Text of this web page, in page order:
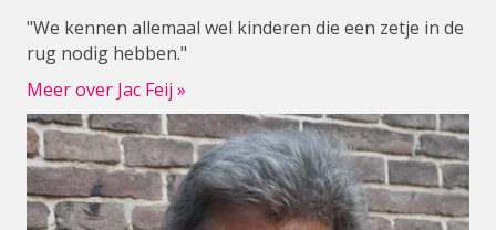
"We kennen allemaal wel kinderen die een zetje in de
rug nodig hebben."
Meer over Jac Feij »